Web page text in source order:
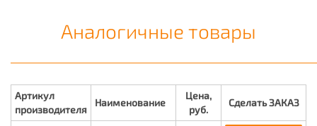
Аналогичные товары
Артикул
производителя
Наименование
Цена,
руб.
Сделать ЗАКАЗ